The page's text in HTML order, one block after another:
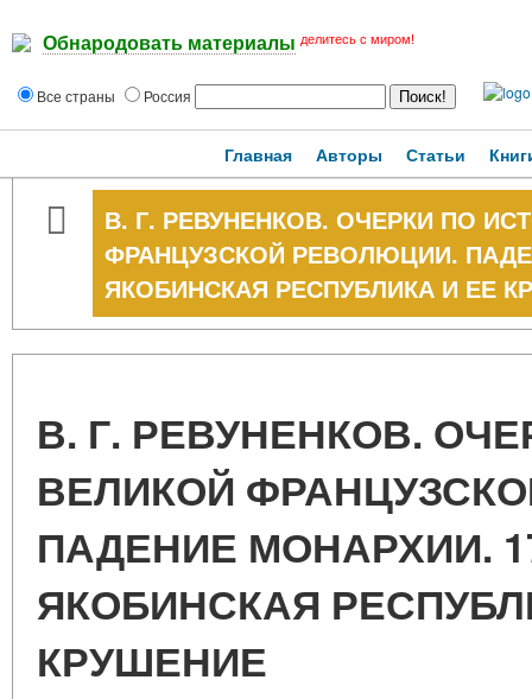
Обнародовать материалы делитесь с миром!
Все страны Россия
Главная Авторы Статьи
В. Г. РЕВУНЕНКОВ. ОЧЕРКИ ПО
ФРАНЦУЗСКОЙ РЕВОЛЮЦИИ.
ЯКОБИНСКАЯ РЕСПУБЛИКА И ЕЕ
В. Г. РЕВУНЕНКОВ.
ВЕЛИКОЙ
ПАДЕНИЕ МОНАРХИИ.
ЯКОБИНСКАЯ
КРУШЕНИЕ